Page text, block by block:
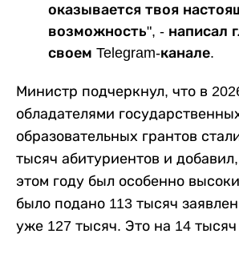
оказывается твоя
возможность", - написал
своем Telegram-канале.
Министр подчеркнул, что в
обладателями
образовательных грантов
тысяч абитуриентов и
этом году был особенно
было подано 113 тысяч
уже 127 тысяч. Это на 14